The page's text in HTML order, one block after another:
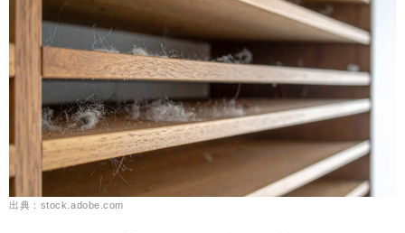
出典：stock.adobe.com